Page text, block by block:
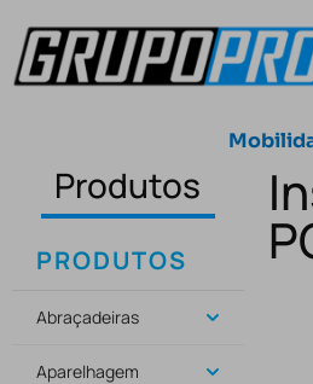
Produtos
PRODUTOS
Abraçadeiras
Aparelhagem